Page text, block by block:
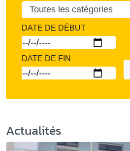
DATE DE DÉBUT
DATE DE FIN
Actualités